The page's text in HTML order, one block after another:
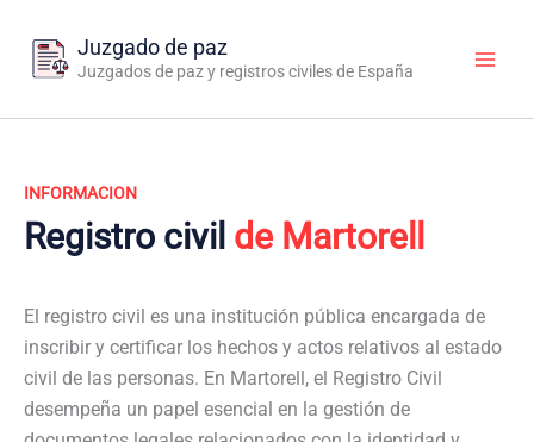
contenido
Juzgado de paz
Juzgados de paz y registros civiles de España
INFORMACION
Registro civil de Martorell
El registro civil es una institución pública encargada de
inscribir y certificar los hechos y actos relativos al estado
civil de las personas. En Martorell, el Registro Civil
desempeña un papel esencial en la gestión de